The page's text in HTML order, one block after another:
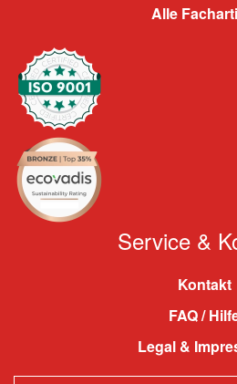
Alle
Service &
Kontakt
FAQ /
Legal &